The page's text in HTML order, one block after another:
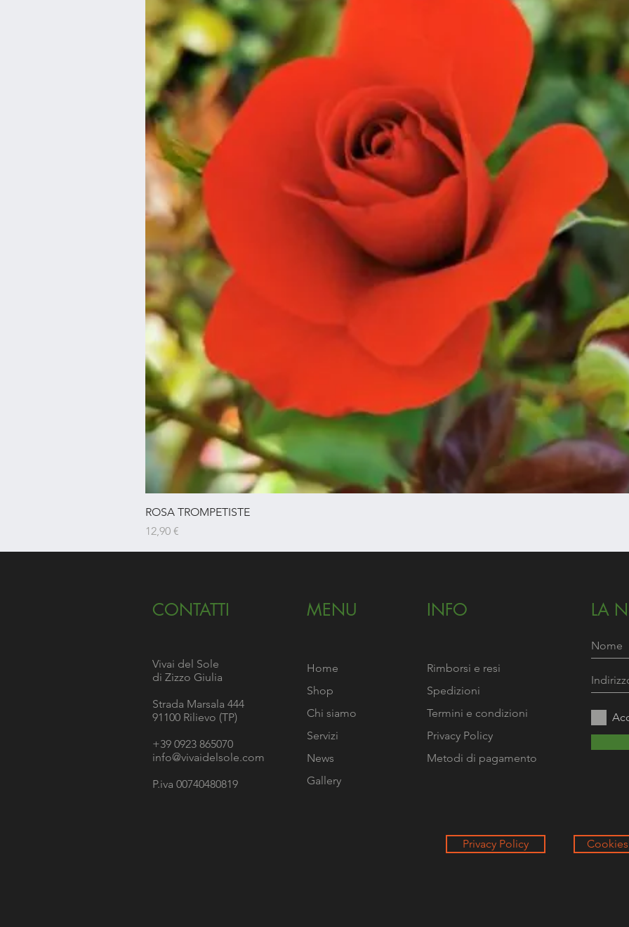
ROSA TROMPETISTE
Prezzo
12,90 €
CONTATTI
Vivai del Sole
di Zizzo Giulia
Strada Marsala 444
91100 Rilievo (TP)
+39 0923 865070
info@vivaidelsole.com
P.iva 00740480819
MENU
Home
Shop
Chi siamo
Servizi
News
Gallery
INFO
Rimborsi e resi
Spedizioni
Termini e condizioni
Privacy Policy
Metodi di pagamento
LA
Privacy Policy